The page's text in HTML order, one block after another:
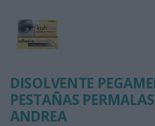
DISOLVENTE
PESTAÑAS
ANDREA